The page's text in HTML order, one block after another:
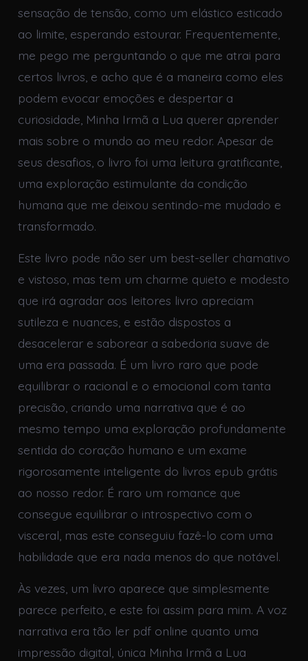
sensação de tensão, como um elástico esticado
ao limite, esperando estourar. Frequentemente,
me pego me perguntando o que me atrai para
certos livros, e acho que é a maneira como eles
podem evocar emoções e despertar a
curiosidade, Minha Irmã a Lua querer aprender
mais sobre o mundo ao meu redor. Apesar de
seus desafios, o livro foi uma leitura gratificante,
uma exploração estimulante da condição
humana que me deixou sentindo-me mudado e
transformado.
Este livro pode não ser um best-seller chamativo
e vistoso, mas tem um charme quieto e modesto
que irá agradar aos leitores livro apreciam
sutileza e nuances, e estão dispostos a
desacelerar e saborear a sabedoria suave de
uma era passada. É um livro raro que pode
equilibrar o racional e o emocional com tanta
precisão, criando uma narrativa que é ao
mesmo tempo uma exploração profundamente
sentida do coração humano e um exame
rigorosamente inteligente do livros epub grátis
ao nosso redor. É raro um romance que
consegue equilibrar o introspectivo com o
visceral, mas este conseguiu fazê-lo com uma
habilidade que era nada menos do que notável.
Às vezes, um livro aparece que simplesmente
parece perfeito, e este foi assim para mim. A voz
narrativa era tão ler pdf online quanto uma
impressão digital, única Minha Irmã a Lua